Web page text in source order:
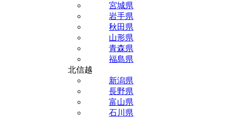
宮城県
岩手県
秋田県
山形県
青森県
福島県
北信越
新潟県
長野県
富山県
石川県